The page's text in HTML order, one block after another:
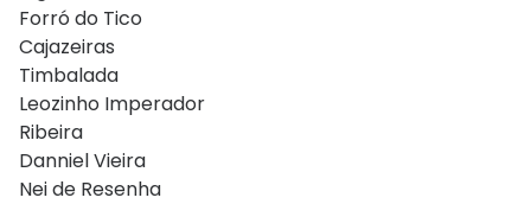
Forró do Tico
Cajazeiras
Timbalada
Leozinho Imperador
Ribeira
Danniel Vieira
Nei de Resenha